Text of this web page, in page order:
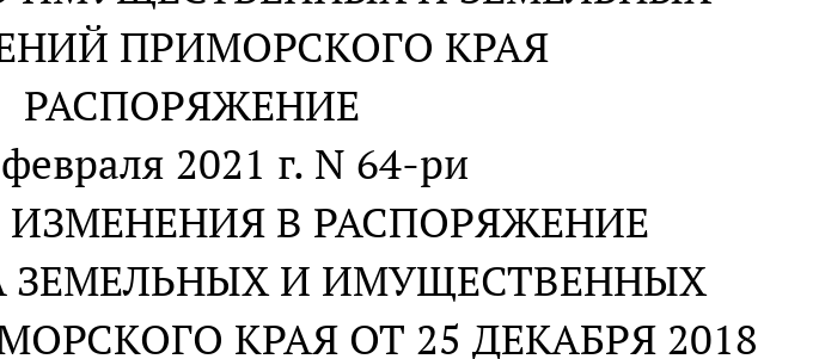
ПРИМОРСКОГО КРАЯ
РАСПОРЯЖЕНИЕ
2021 г. N 64-ри
В РАСПОРЯЖЕНИЕ
ЗЕМЕЛЬНЫХ И ИМУЩЕСТВЕННЫХ
КРАЯ ОТ 25 ДЕКАБРЯ 2018